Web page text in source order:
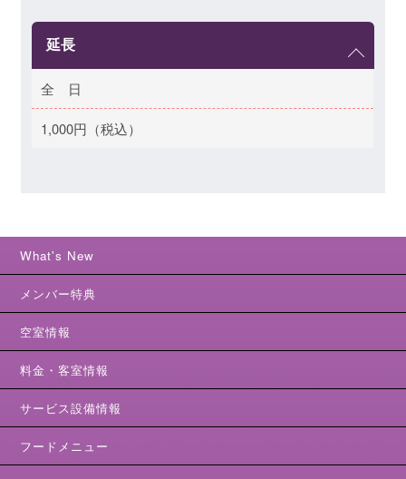
延長
全 日
1,000円（税込）
What's New
メンバー特典
空室情報
料金・客室情報
サービス設備情報
フードメニュー